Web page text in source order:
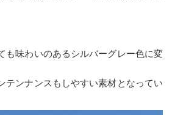
も味わいのあるシルバーグレー色に変
テンナンスもしやすい素材となってい